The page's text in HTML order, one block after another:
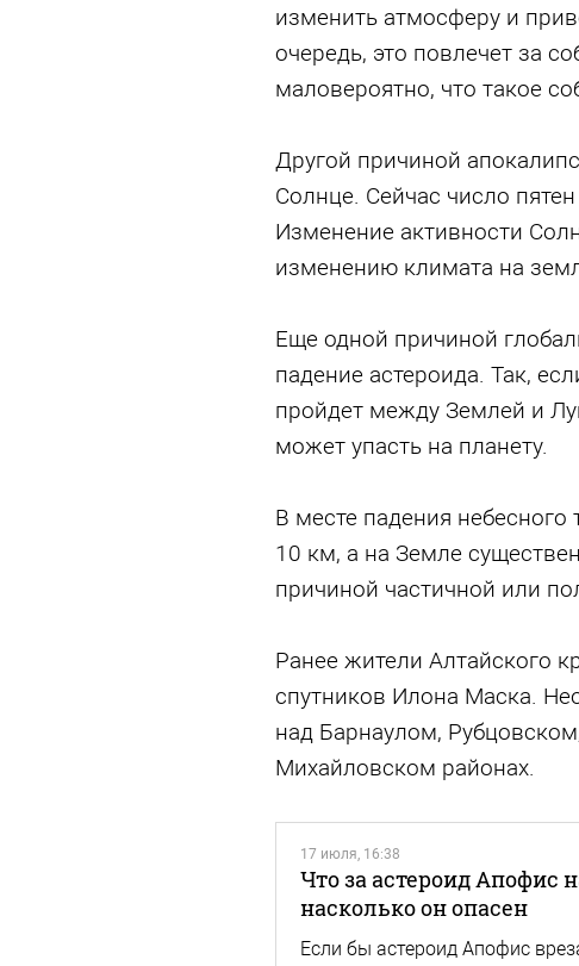
изменить атмосферу и
очередь, это повлечет за
маловероятно, что такое
Другой причиной
Солнце. Сейчас число
Изменение активности
изменению климата на
Еще одной причиной
падение астероида. Так,
пройдет между Землей и
может упасть на планету.
В месте падения
10 км, а на Земле
причиной частичной или
Ранее жители Алтайского
спутников Илона Маска.
над Барнаулом,
Михайловском районах.
17 июля, 16:38
Что за астероид Апофис
насколько он опасен
Если бы астероид Апофис